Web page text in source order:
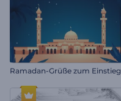
Ramadan-Grüße zum Einstieg